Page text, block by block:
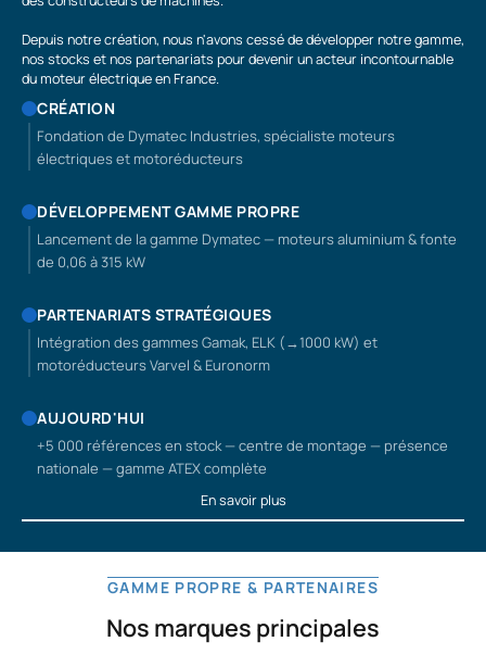
Depuis notre création, nous n'avons cessé de développer notre gamme,
nos stocks et nos partenariats pour devenir un acteur incontournable
du moteur électrique en France.
CRÉATION
Fondation de Dymatec Industries, spécialiste moteurs
électriques et motoréducteurs
DÉVELOPPEMENT GAMME PROPRE
Lancement de la gamme Dymatec — moteurs aluminium & fonte
de 0,06 à 315 kW
PARTENARIATS STRATÉGIQUES
Intégration des gammes Gamak, ELK (→1000 kW) et
motoréducteurs Varvel & Euronorm
AUJOURD'HUI
+5 000 références en stock — centre de montage — présence
nationale — gamme ATEX complète
En savoir plus
En savoir plus
GAMME PROPRE & PARTENAIRES
Nos marques principales